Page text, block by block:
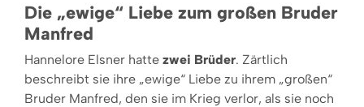
Die „ewige“ Liebe zum großen Bruder
Manfred
Hannelore Elsner hatte zwei Brüder. Zärtlich
beschreibt sie ihre „ewige“ Liebe zu ihrem „großen“
Bruder Manfred, den sie im Krieg verlor, als sie noch